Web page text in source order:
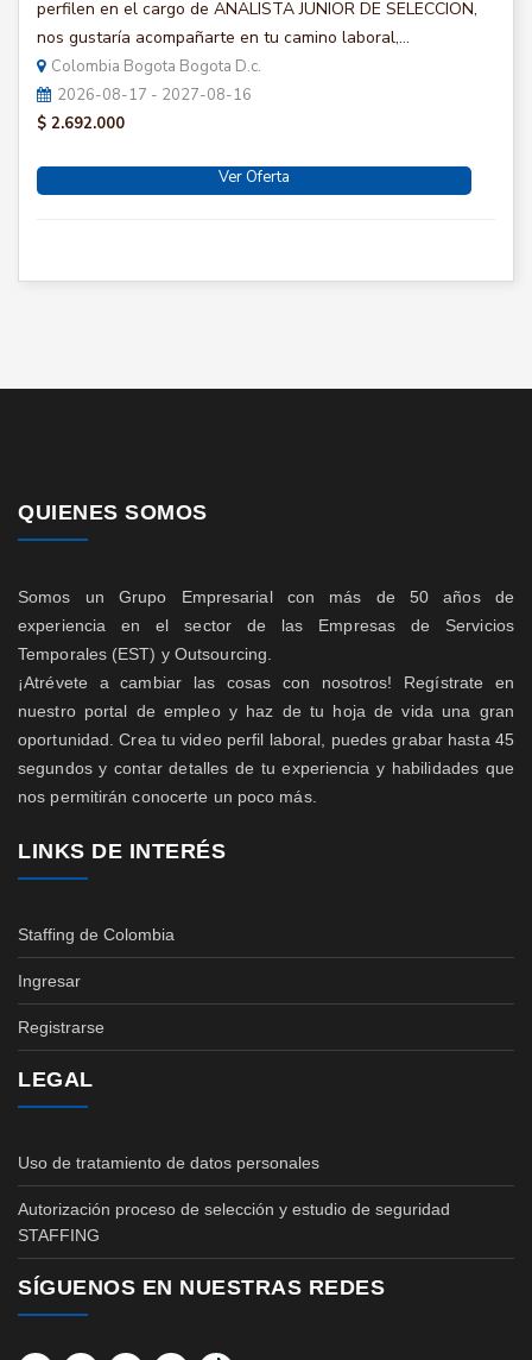
perfilen en el cargo de ANALISTA JUNIOR DE SELECCION,
nos gustaría acompañarte en tu camino laboral,...
Colombia Bogota Bogota D.c.
2026-08-17 - 2027-08-16
$ 2.692.000
Ver Oferta
QUIENES SOMOS
Somos un Grupo Empresarial con más de 50 años de
experiencia en el sector de las Empresas de Servicios
Temporales (EST) y Outsourcing.
¡Atrévete a cambiar las cosas con nosotros! Regístrate en
nuestro portal de empleo y haz de tu hoja de vida una gran
oportunidad. Crea tu video perfil laboral, puedes grabar hasta 45
segundos y contar detalles de tu experiencia y habilidades que
nos permitirán conocerte un poco más.
LINKS DE INTERÉS
Staffing de Colombia
Ingresar
Registrarse
LEGAL
Uso de tratamiento de datos personales
Autorización proceso de selección y estudio de seguridad
STAFFING
SÍGUENOS EN NUESTRAS REDES